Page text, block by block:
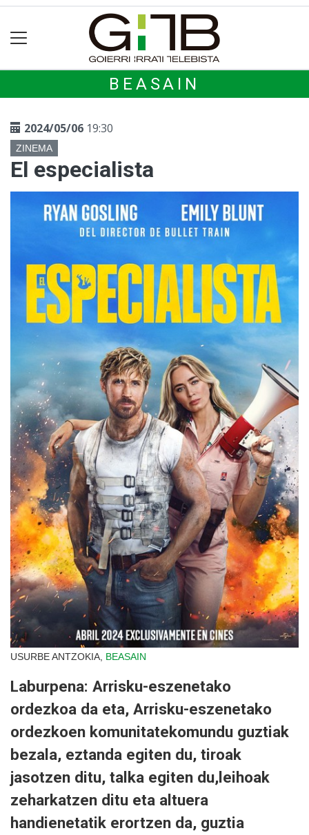
BEASAIN
2024/05/06 19:30
ZINEMA
El especialista
USURBE ANTZOKIA, BEASAIN
Laburpena: Arrisku-eszenetako
ordezkoa da eta, Arrisku-eszenetako
ordezkoen komunitatekomundu guztiak
bezala, eztanda egiten du, tiroak
jasotzen ditu, talka egiten du,leihoak
zeharkatzen ditu eta altuera
handienetatik erortzen da, guztia